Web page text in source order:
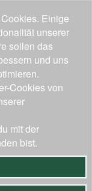
Einige
unserer
sollen das
und uns
Cookies von
mit der
bist.